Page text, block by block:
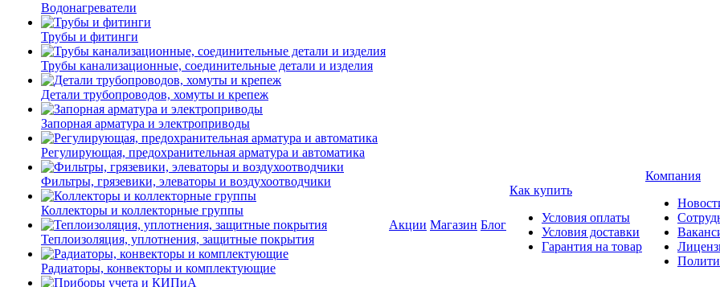
Водонагреватели
Трубы и фитинги
Трубы канализационные, соединительные детали и изделия
Детали трубопроводов, хомуты и крепеж
Запорная арматура и электроприводы
Регулирующая, предохранительная арматура и автоматика
Фильтры, грязевики, элеваторы и воздухоотводчики
Коллекторы и коллекторные группы
Теплоизоляция, уплотнения, защитные покрытия
Радиаторы, конвекторы и комплектующие
Акции Магазин Блог
Как купить
Условия оплаты
Условия доставки
Гарантия на товар
Компания